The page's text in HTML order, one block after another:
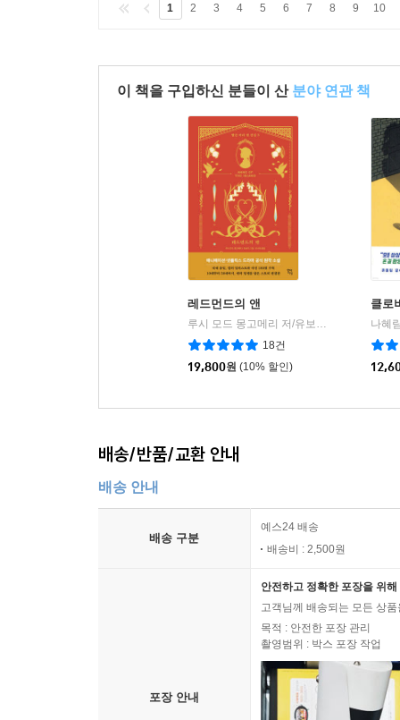
1 2 3 4 5 6 7 8 9 10
이 책을 구입하신 분들이 산 분야 연관 책
레드먼드의 앤
루시 모드 몽고메리 저/유보라 그림/오수원 역
18건
19,800원 (10% 할인)
클로
나혜
배송/반품/교환 안내
배송 안내
배송 구분
예스24 배송
배송비 : 2,500원
포장 안내
안전하고 정확한 포장을 위
고객님께 배송되는 모든 상
목적 : 안전한 포장 관리
촬영범위 : 박스 포장 작업